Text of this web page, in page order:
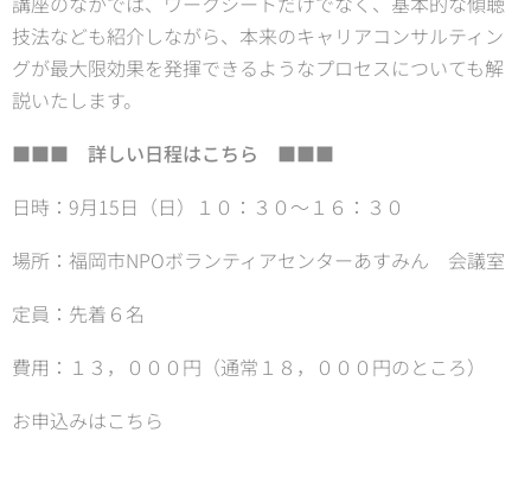
技法なども紹介しながら、本来のキャリアコンサルティン
グが最大限効果を発揮できるようなプロセスについても解
説いたします。
■■■ 詳しい日程はこちら ■■■
日時：9月15日（日）１０：３０～１６：３０
場所：福岡市NPOボランティアセンターあすみん 会議室
定員：先着６名
費用：１３，０００円（通常１８，０００円のところ）
お申込みはこちら